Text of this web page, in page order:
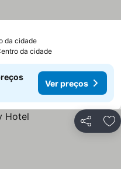
da cidade
da cidade
Ver preços
Partilhar